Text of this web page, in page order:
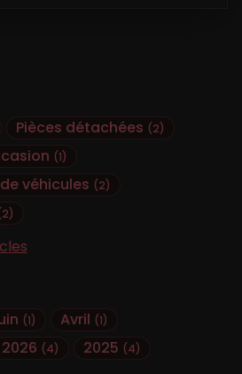
Pièces détachées (2)
(1)
véhicules (2)
(1) Avril (1)
2026 (4) 2025 (4)